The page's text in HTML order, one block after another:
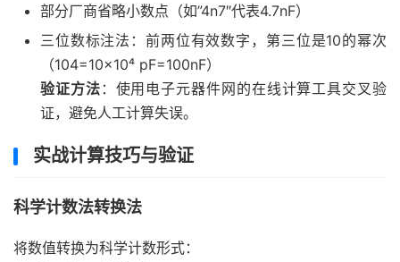
部分厂商省略小数点（如”4n7″代表4.7nF）
三位数标注法：前两位有效数字，第三位是10的幂次
（104=10×10⁴ pF=100nF）
验证方法 ：使用电子元器件网的在线计算工具交叉验
证，避免人工计算失误。
实战计算技巧与验证
科学计数法转换法
将数值转换为科学计数形式：